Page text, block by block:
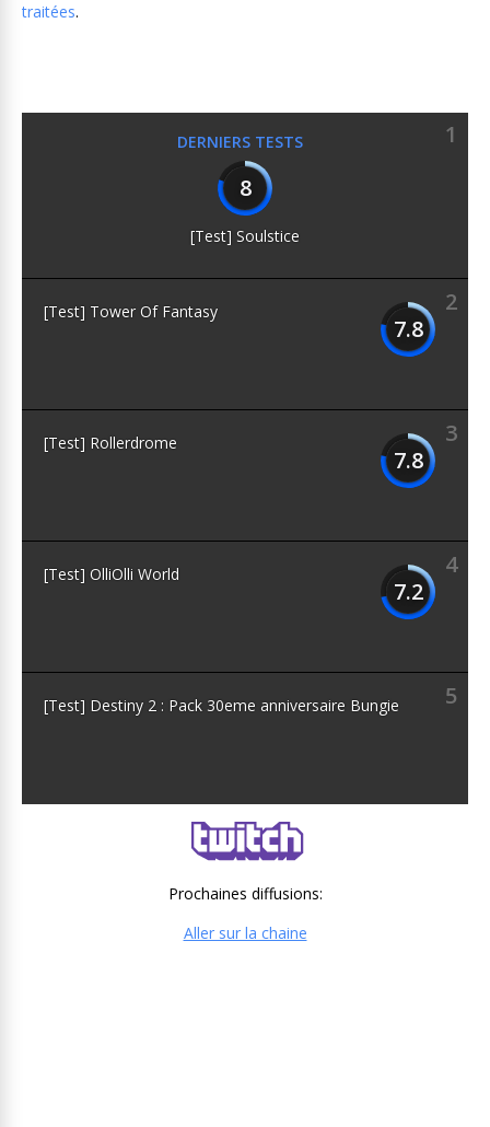
traitées.
DERNIERS TESTS
1
8
[Test] Soulstice
2
7.8
[Test] Tower Of Fantasy
3
7.8
[Test] Rollerdrome
4
7.2
[Test] OlliOlli World
5
[Test] Destiny 2 : Pack 30eme anniversaire Bungie
Prochaines diffusions:
Aller sur la chaine